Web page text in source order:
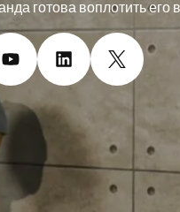
готова воплотить его